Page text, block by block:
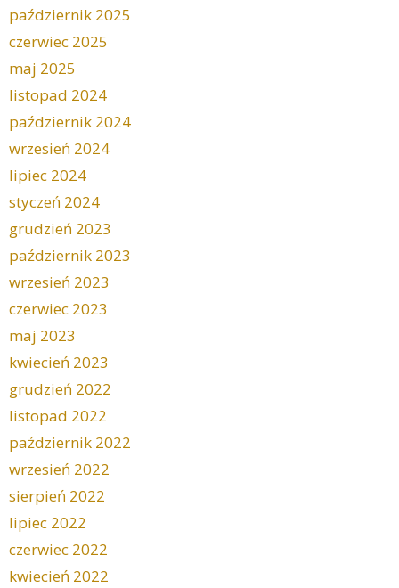
październik 2025
czerwiec 2025
maj 2025
listopad 2024
październik 2024
wrzesień 2024
lipiec 2024
styczeń 2024
grudzień 2023
październik 2023
wrzesień 2023
czerwiec 2023
maj 2023
kwiecień 2023
grudzień 2022
listopad 2022
październik 2022
wrzesień 2022
sierpień 2022
lipiec 2022
czerwiec 2022
kwiecień 2022